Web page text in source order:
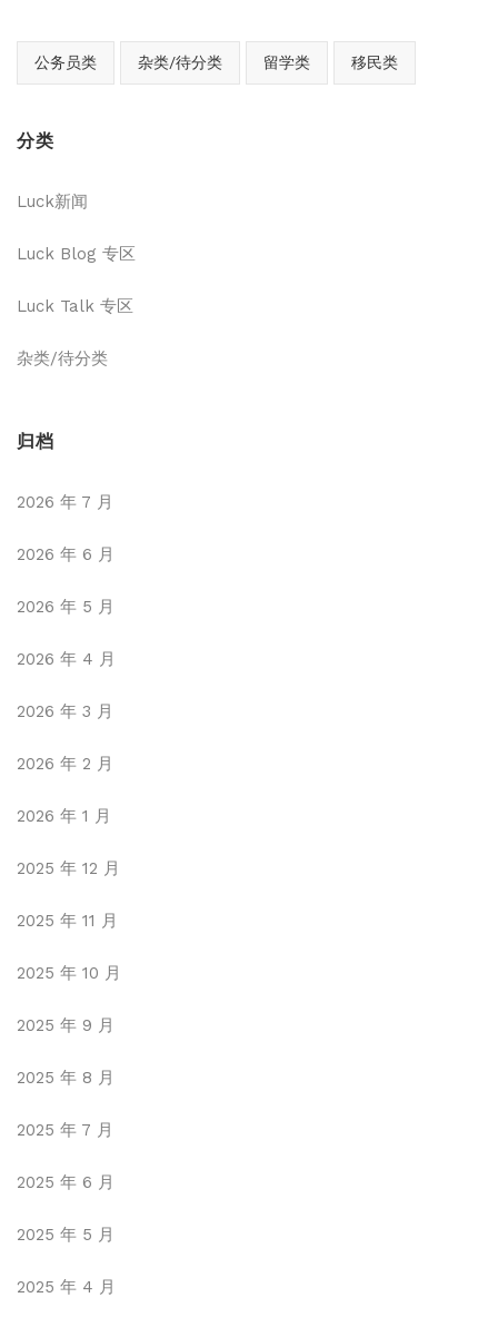
公务员类 杂类/待分类 留学类 移民类
分类
Luck新闻
Luck Blog 专区
Luck Talk 专区
杂类/待分类
归档
2026 年 7 月
2026 年 6 月
2026 年 5 月
2026 年 4 月
2026 年 3 月
2026 年 2 月
2026 年 1 月
2025 年 12 月
2025 年 11 月
2025 年 10 月
2025 年 9 月
2025 年 8 月
2025 年 7 月
2025 年 6 月
2025 年 5 月
2025 年 4 月